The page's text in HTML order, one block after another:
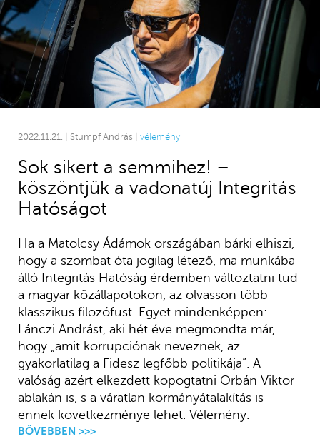
2022.11.21. | Stumpf András | vélemény
Sok sikert a semmihez! –
köszöntjük a vadonatúj Integritás
Hatóságot
Ha a Matolcsy Ádámok országában bárki elhiszi,
hogy a szombat óta jogilag létező, ma munkába
álló Integritás Hatóság érdemben változtatni tud
a magyar közállapotokon, az olvasson több
klasszikus filozófust. Egyet mindenképpen:
Lánczi Andrást, aki hét éve megmondta már,
hogy „amit korrupciónak neveznek, az
gyakorlatilag a Fidesz legfőbb politikája”. A
valóság azért elkezdett kopogtatni Orbán Viktor
ablakán is, s a váratlan kormányátalakítás is
ennek következménye lehet. Vélemény.
BŐVEBBEN >>>